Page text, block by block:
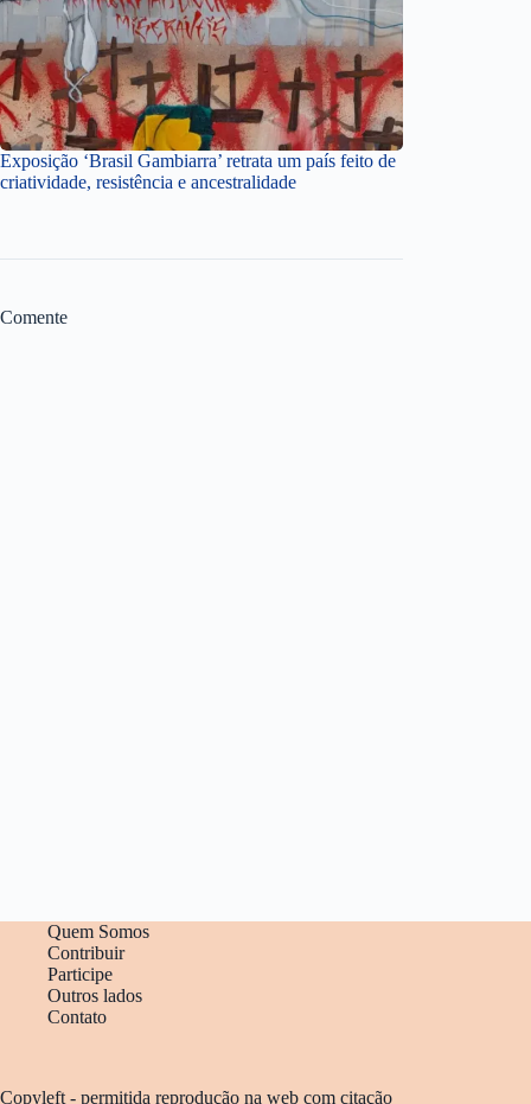
Exposição ‘Brasil Gambiarra’ retrata um país feito de
criatividade, resistência e ancestralidade
Comente
Quem Somos
Contribuir
Participe
Outros lados
Contato
Copyleft - permitida reprodução na web com citação